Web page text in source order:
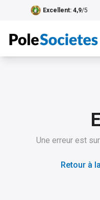
Excellent: 4,9/5
Une erreur est
Retour à